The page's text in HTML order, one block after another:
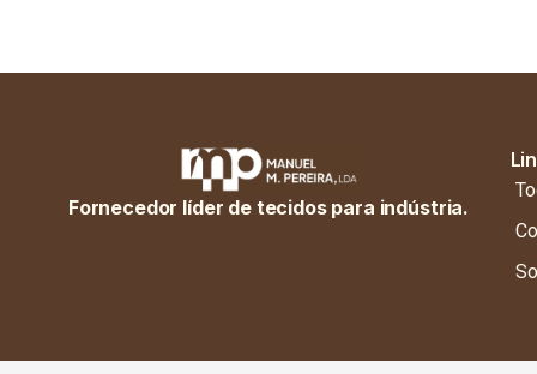
Fornecedor líder de tecidos para indústria.